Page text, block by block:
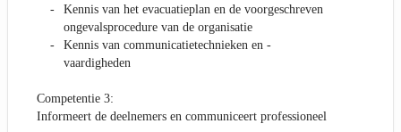
Kennis van het evacuatieplan en de voorgeschreven
ongevalsprocedure van de organisatie
Kennis van communicatietechnieken en -
vaardigheden
Competentie 3:
Informeert de deelnemers en communiceert professioneel